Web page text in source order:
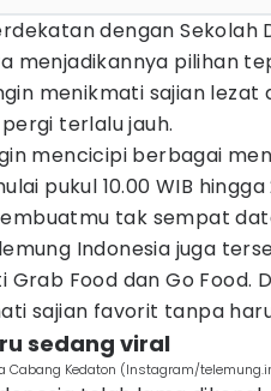
dengan Sekolah
menjadikannya pilihan
menikmati sajian lezat
terlalu jauh.
mencicipi berbagai
pukul 10.00 WIB hingga
tak sempat
Indonesia juga
Food dan Go Food.
sajian favorit tanpa
sedang viral
Cabang Kedaton (Instagram/